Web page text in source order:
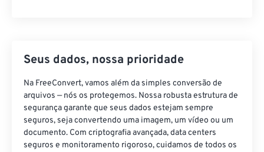
Seus dados, nossa prioridade
Na FreeConvert, vamos além da simples conversão de
arquivos — nós os protegemos. Nossa robusta estrutura de
segurança garante que seus dados estejam sempre
seguros, seja convertendo uma imagem, um vídeo ou um
documento. Com criptografia avançada, data centers
seguros e monitoramento rigoroso, cuidamos de todos os